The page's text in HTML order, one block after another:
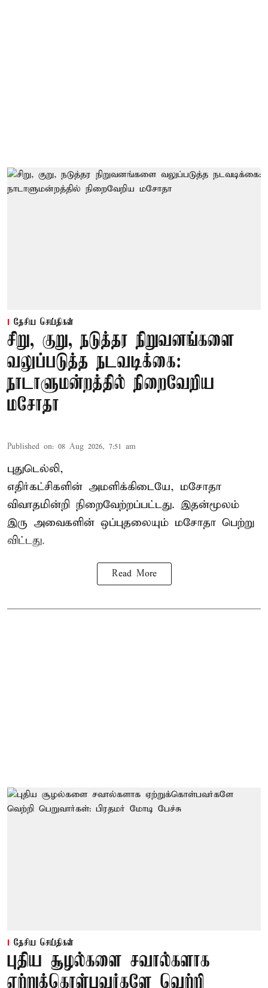
தேசிய செய்திகள்
சிறு, குறு, நடுத்தர நிறுவனங்களை
வலுப்படுத்த நடவடிக்கை:
நாடாளுமன்றத்தில் நிறைவேறிய
மசோதா
Published on: 08 Aug 2026, 7:51 am
புதுடெல்லி,
எதிர்கட்சிகளின் அமளிக்கிடையே, மசோதா
விவாதமின்றி நிறைவேற்றப்பட்டது. இதன்மூலம்
இரு அவைகளின் ஒப்புதலையும் மசோதா பெற்று
விட்டது.
Read More
தேசிய செய்திகள்
புதிய சூழல்களை சவால்களாக
ஏற்றுக்கொள்பவர்களே வெற்றி